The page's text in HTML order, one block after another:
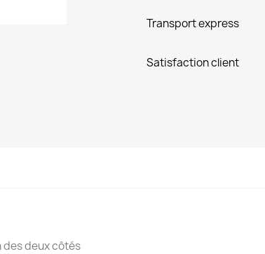
Transport express
Satisfaction client
des deux côtés